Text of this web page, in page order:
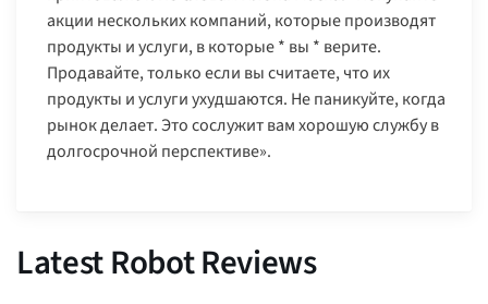
акции нескольких компаний, которые производят
продукты и услуги, в которые * вы * верите.
Продавайте, только если вы считаете, что их
продукты и услуги ухудшаются. Не паникуйте, когда
рынок делает. Это сослужит вам хорошую службу в
долгосрочной перспективе».
Latest Robot Reviews